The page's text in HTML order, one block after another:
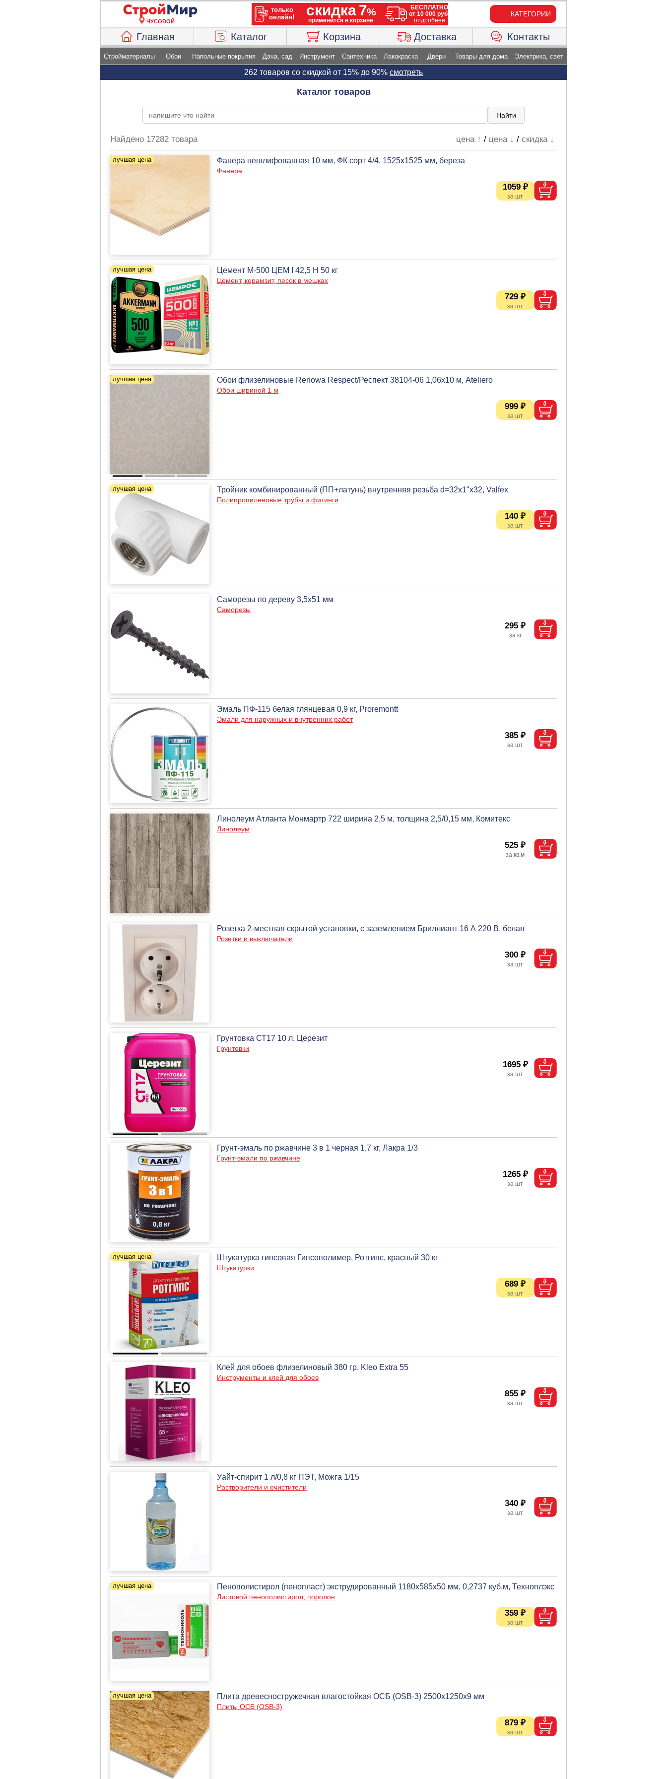
ЧУСОВОЙ
КАТЕГОРИИ
Главная Каталог Корзина Доставка Контакты
Стройматериалы Обои Напольные покрытия Дача, сад Инструмент Сантехника Лакокраска Двери Товары для дома Электрика, свет
262 товаров со скидкой от 15% до 90% смотреть
Каталог товаров
Найдено 17282 товара цена ↑ / цена ↓ /скидка ↓
Фанера нешлифованная 10 мм, ФК сорт 4/4, 1525х1525 мм, береза
Фанера
1059 ₽
Цемент М-500 ЦЕМ I 42,5 Н 50 кг
Цемент, керамзит, песок в мешках
729 ₽
Обои флизелиновые Renowa Respect/Респект 38104-06 1,06х10 м, Ateliero
Обои шириной 1 м
999 ₽
Тройник комбинированный (ПП+латунь) внутренняя резьба d=32х1"х32, Valfex
Полипропиленовые трубы и фитинги
140 ₽
Саморезы по дереву 3,5х51 мм
Саморезы
295 ₽
Эмаль ПФ-115 белая глянцевая 0,9 кг, Proremontt
Эмали для наружных и внутренних работ
385 ₽
Линолеум Атланта Монмартр 722 ширина 2,5 м, толщина 2,5/0,15 мм, Комитекс
Линолеум
525 ₽
Розетка 2-местная скрытой установки, с заземлением Бриллиант 16 А 220 В, белая
Розетки и выключатели
300 ₽
Грунтовка СТ17 10 л, Церезит
Грунтовки
1695 ₽
Грунт-эмаль по ржавчине 3 в 1 черная 1,7 кг, Лакра 1/3
Грунт-эмали по ржавчине
1265 ₽
Штукатурка гипсовая Гипсополимер, Ротгипс, красный 30 кг
Штукатурки
689 ₽
Клей для обоев флизелиновый 380 гр, Kleo Extra 55
Инструменты и клей для обоев
855 ₽
Уайт-спирит 1 л/0,8 кг ПЭТ, Можга 1/15
Растворители и очистители
340 ₽
Пенополистирол (пенопласт) экструдированный 1180х585х50 мм, 0,2737 куб.м, Техноплэкс
Листовой пенополистирол, поролон
359 ₽
Плита древесностружечная влагостойкая ОСБ (OSB-3) 2500х1250х9 мм
Плиты ОСБ (OSB-3)
879 ₽